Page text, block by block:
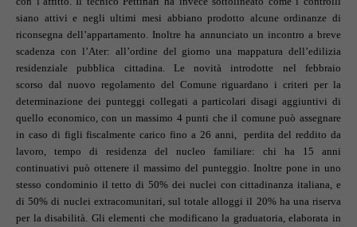
siano attivi e negli ultimi mesi abbiano prodotto alcune ordinanze di
riconsegna dell’appartamento. Inoltre ha annunciato un incontro a breve
scadenza con l’Ater: all’ordine del giorno una mappatura dell’edilizia
residenziale pubblica cittadina. Le novità introdotte nel febbraio
scorso dal nuovo regolamento del Comune riguardano i criteri per la
determinazione dei punteggi collegati a particolari disagi aggiuntivi di
quello economico, con un massimo 4 punti che il comune può assegnare
in caso di figli fiscalmente carico fino a 26 anni, perdita del reddito da
lavoro, tempo di residenza del nucleo familiare: chi ha 15 anni
continuativi può ottenere il massimo del punteggio. Inoltre pone in uno
stesso condominio il tetto di 50% dei nuclei con cittadinanza italiana, e
di 50% di nuclei extracomunitari, sul totale alloggi il 20% ha una riserva
per la disabilità. Gli elementi che modificano la graduatoria, elaborata in